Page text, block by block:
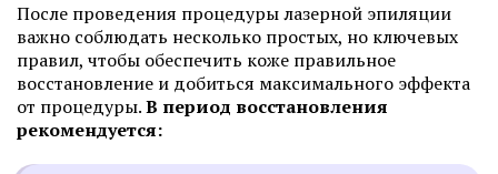
После проведения процедуры лазерной эпиляции
важно соблюдать несколько простых, но ключевых
правил, чтобы обеспечить коже правильное
восстановление и добиться максимального эффекта
от процедуры.В период восстановления
рекомендуется: